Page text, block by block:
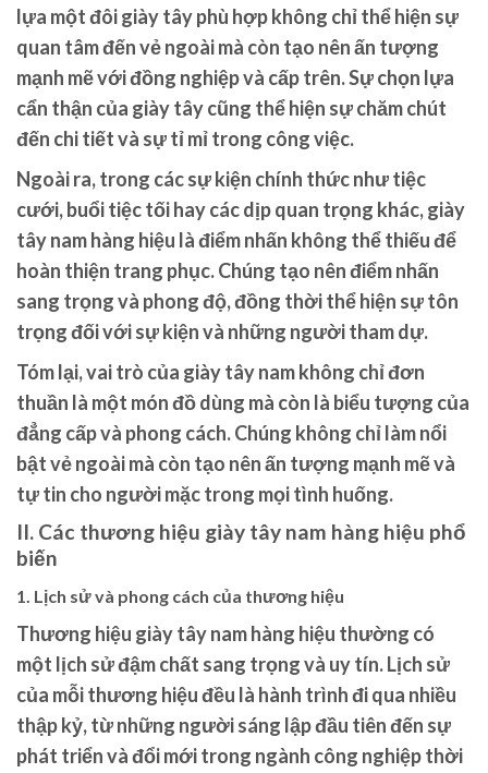
lựa một đôi giày tây phù hợp không chỉ thể hiện sự
quan tâm đến vẻ ngoài mà còn tạo nên ấn tượng
mạnh mẽ với đồng nghiệp và cấp trên. Sự chọn lựa
cẩn thận của giày tây cũng thể hiện sự chăm chút
đến chi tiết và sự tỉ mỉ trong công việc.
Ngoài ra, trong các sự kiện chính thức như tiệc
cưới, buổi tiệc tối hay các dịp quan trọng khác, giày
tây nam hàng hiệu là điểm nhấn không thể thiếu để
hoàn thiện trang phục. Chúng tạo nên điểm nhấn
sang trọng và phong độ, đồng thời thể hiện sự tôn
trọng đối với sự kiện và những người tham dự.
Tóm lại, vai trò của giày tây nam không chỉ đơn
thuần là một món đồ dùng mà còn là biểu tượng của
đẳng cấp và phong cách. Chúng không chỉ làm nổi
bật vẻ ngoài mà còn tạo nên ấn tượng mạnh mẽ và
tự tin cho người mặc trong mọi tình huống.
II. Các thương hiệu giày tây nam hàng hiệu phổ
biến
1. Lịch sử và phong cách của thương hiệu
Thương hiệu giày tây nam hàng hiệu thường có
một lịch sử đậm chất sang trọng và uy tín. Lịch sử
của mỗi thương hiệu đều là hành trình đi qua nhiều
thập kỷ, từ những người sáng lập đầu tiên đến sự
phát triển và đổi mới trong ngành công nghiệp thời